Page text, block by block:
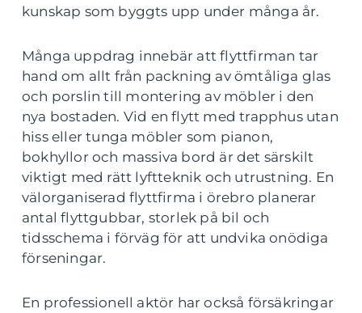
kunskap som byggts upp under många år.
Många uppdrag innebär att flyttfirman tar
hand om allt från packning av ömtåliga glas
och porslin till montering av möbler i den
nya bostaden. Vid en flytt med trapphus utan
hiss eller tunga möbler som pianon,
bokhyllor och massiva bord är det särskilt
viktigt med rätt lyftteknik och utrustning. En
välorganiserad flyttfirma i örebro planerar
antal flyttgubbar, storlek på bil och
tidsschema i förväg för att undvika onödiga
förseningar.
En professionell aktör har också försäkringar